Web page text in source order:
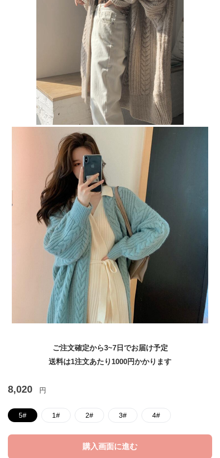
ご注文確定から3~7日でお届け予定
送料は1注文あたり 1000円かかります
8,020 円
5# 1# 2# 3# 4#
購入画面に進む